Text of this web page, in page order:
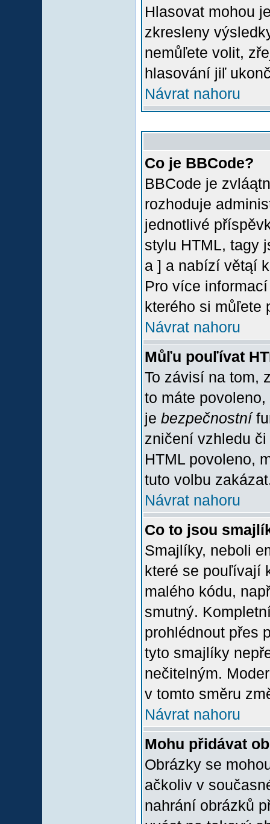
Hlasovat mohou
zkresleny
nemůľete volit,
hlasování jiľ
Návrat nahoru
Co je BBCode?
BBCode je
rozhoduje
jednotlivé
stylu HTML, tagy
a ] a nabízí větąí
Pro více
kterého si můľete
Návrat nahoru
Můľu pouľívat
To závisí na tom,
to máte
je bezpečnostní
zničení vzhledu
HTML povoleno,
tuto volbu
Návrat nahoru
Co to jsou
Smajlíky, neboli
které se pouľívají
malého kódu,
smutný.
prohlédnout přes
tyto smajlíky
nečitelným.
v tomto směru
Návrat nahoru
Mohu přidávat
Obrázky se
ačkoliv v
nahrání obrázků